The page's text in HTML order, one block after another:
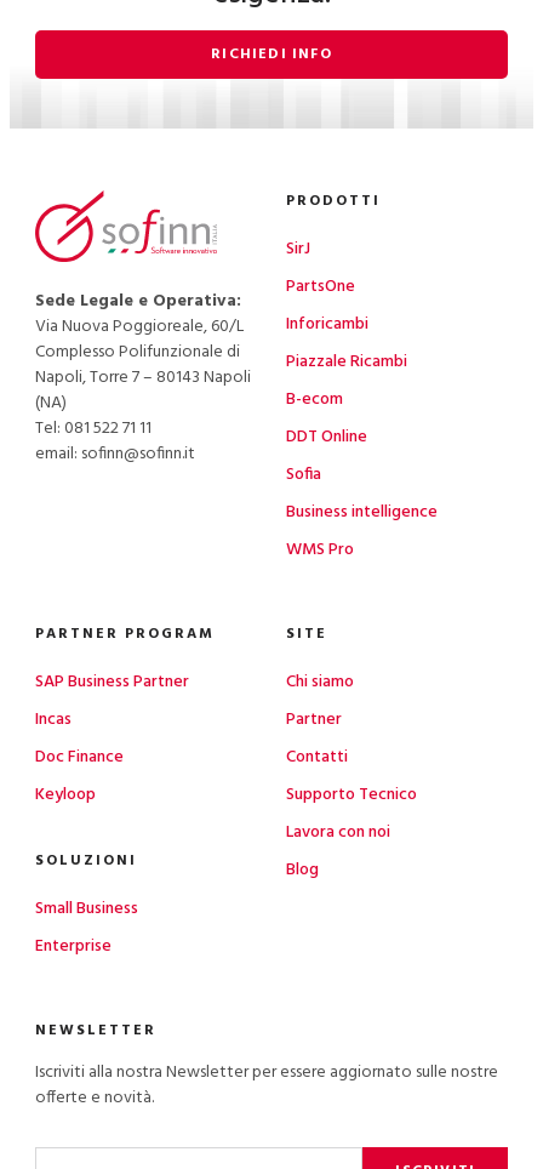
RICHIEDI INFO
Sede Legale e Operativa:
Via Nuova Poggioreale, 60/L
Complesso Polifunzionale di
Napoli, Torre 7 – 80143 Napoli
(NA)
Tel: 081 522 71 11
email: sofinn@sofinn.it
PRODOTTI
SirJ
PartsOne
Inforicambi
Piazzale Ricambi
B-ecom
DDT Online
Sofia
Business intelligence
WMS Pro
PARTNER PROGRAM
SAP Business Partner
Incas
Doc Finance
Keyloop
SOLUZIONI
Small Business
Enterprise
SITE
Chi siamo
Partner
Contatti
Supporto Tecnico
Lavora con noi
Blog
NEWSLETTER
Iscriviti alla nostra Newsletter per essere aggiornato sulle nostre
offerte e novità.